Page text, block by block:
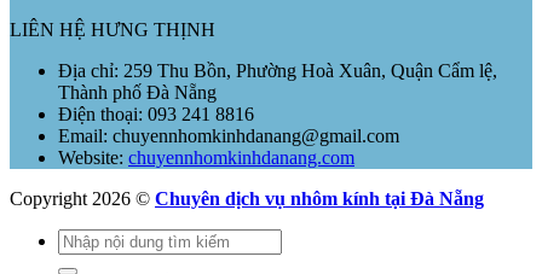
LIÊN HỆ HƯNG THỊNH
Địa chỉ: 259 Thu Bồn, Phường Hoà Xuân, Quận Cẩm lệ,
Thành phố Đà Nẵng
Điện thoại: 093 241 8816
Email: chuyennhomkinhdanang@gmail.com
Website: chuyennhomkinhdanang.com
Copyright 2026 © Chuyên dịch vụ nhôm kính tại Đà Nẵng
Tìm
kiếm: